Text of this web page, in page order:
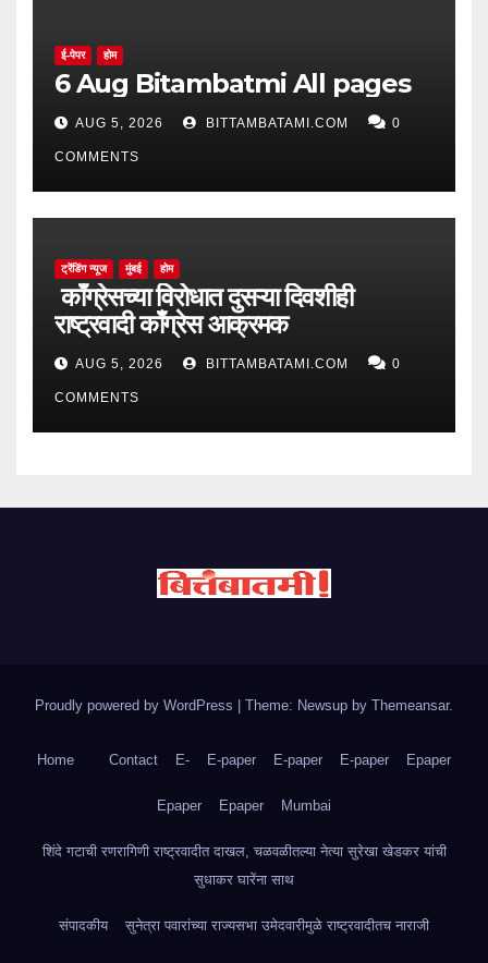
ई-पेपर होम
6 Aug Bitambatmi All pages
AUG 5, 2026 BITTAMBATAMI.COM 0
COMMENTS
ट्रेंडिंग न्यूज मुंबई होम
काँग्रेसच्या विरोधात दुसऱ्या दिवशीही
राष्ट्रवादी काँग्रेस आक्रमक
AUG 5, 2026 BITTAMBATAMI.COM 0
COMMENTS
Proudly powered by WordPress | Theme: Newsup by Themeansar.
Home Contact E- E-paper E-paper E-paper Epaper
Epaper Epaper Mumbai
शिंदे गटाची रणरागिणी राष्ट्रवादीत दाखल, चळवळीतल्या नेत्या सुरेखा खेडकर यांची
सुधाकर घारेंना साथ
संपादकीय सुनेत्रा पवारांच्या राज्यसभा उमेदवारीमुळे राष्ट्रवादीतच नाराजी